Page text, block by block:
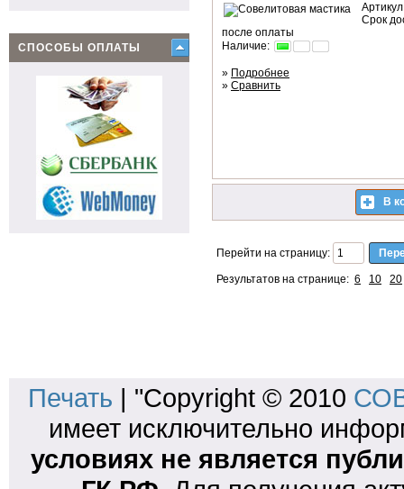
СПОСОБЫ ОПЛАТЫ
Срок
после оплаты
Наличие:
» Подробнее
» Сравнить
В
Перейти на страницу:
Результатов на странице: 6 10 20
Печать | "Copyright © 2010
имеет исключительно
условиях не является